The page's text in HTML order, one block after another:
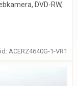
DVD-RW,
ACERZ4640G-1-VR1